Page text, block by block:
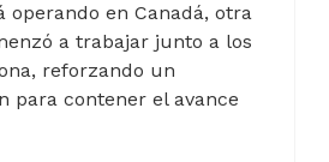
en Canadá, otra
a trabajar junto a los
reforzando un
para contener el avance